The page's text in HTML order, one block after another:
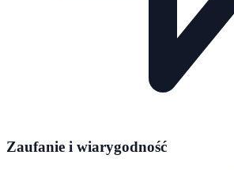
Zaufanie i wiarygodność